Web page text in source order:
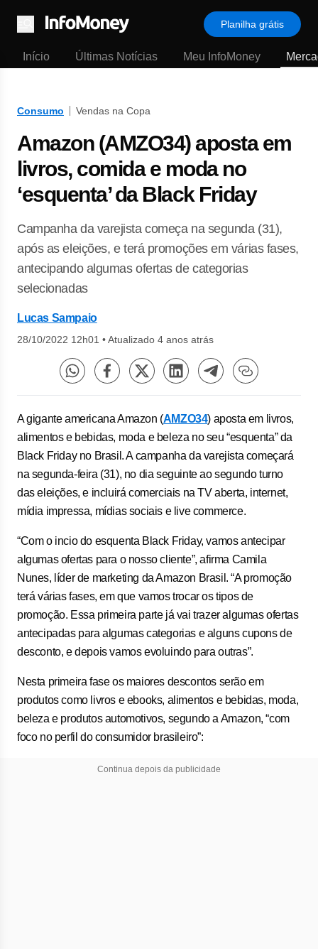
Menu
Planilha grátis
Início Últimas Notícias Meu InfoMoney
Consumo Vendas na Copa
Amazon (AMZO34) aposta em
livros, comida e moda no
‘esquenta’ da Black Friday
Campanha da varejista começa na segunda (31),
após as eleições, e terá promoções em várias fases,
antecipando algumas ofertas de categorias
selecionadas
Lucas Sampaio
28/10/2022 12h01 •Atualizado 4 anos atrás
A gigante americana Amazon (AMZO34) aposta em livros,
alimentos e bebidas, moda e beleza no seu “esquenta” da
Black Friday no Brasil. A campanha da varejista começará
na segunda-feira (31), no dia seguinte ao segundo turno
das eleições, e incluirá comerciais na TV aberta, internet,
mídia impressa, mídias sociais e live commerce.
“Com o incio do esquenta Black Friday, vamos antecipar
algumas ofertas para o nosso cliente”, afirma Camila
Nunes, líder de marketing da Amazon Brasil. “A promoção
terá várias fases, em que vamos trocar os tipos de
promoção. Essa primeira parte já vai trazer algumas ofertas
antecipadas para algumas categorias e alguns cupons de
desconto, e depois vamos evoluindo para outras”.
Nesta primeira fase os maiores descontos serão em
produtos como livros e ebooks, alimentos e bebidas, moda,
beleza e produtos automotivos, segundo a Amazon, “com
foco no perfil do consumidor brasileiro”:
Continua depois da publicidade